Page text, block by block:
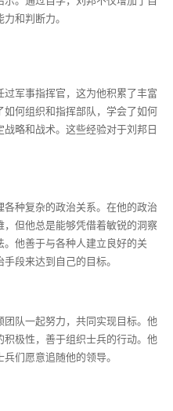
和判断力。
军事指挥官，这为他积累了丰富
何组织和指挥部队，学会了如何
略和战术。这些经验对于刘邦日
种复杂的政治关系。在他的政治
但他总是能够凭借着敏锐的洞察
他善于与各种人建立良好的关
段来达到自己的目标。
队一起努力，共同实现目标。他
极性，善于组织士兵的行动。他
们愿意追随他的领导。